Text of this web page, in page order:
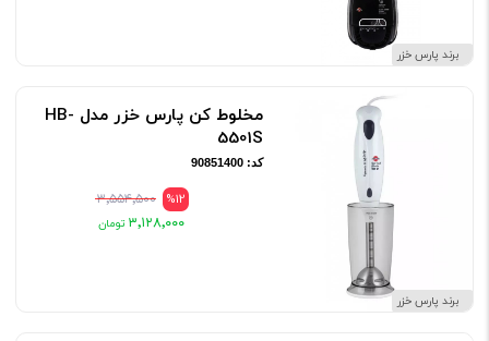
برند پارس خزر
برند پارس خزر
مخلوط کن پارس خزر مدل HB-
5501S
کد: 90851400
%12 ۳٬۵۵۴٬۵۰۰
۳٬۱۲۸٬۰۰۰